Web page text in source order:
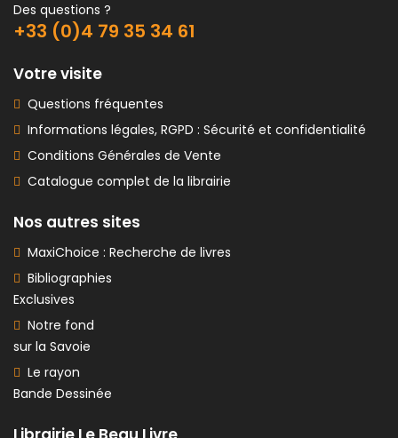
Des questions ?
+33 (0)4 79 35 34 61
Votre visite
Questions fréquentes
Informations légales, RGPD : Sécurité et confidentialité
Conditions Générales de Vente
Catalogue complet de la librairie
Nos autres sites
MaxiChoice : Recherche de livres
Bibliographies
Exclusives
Notre fond
sur la Savoie
Le rayon
Bande Dessinée